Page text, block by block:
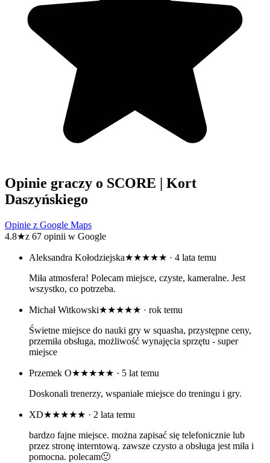
Opinie graczy o SCORE | Kort
Daszyńskiego
Opinie z Google Maps
4.8★z 67 opinii w Google
Aleksandra Kołodziejska★★★★★ · 4 lata temu
Miła atmosfera! Polecam miejsce, czyste, kameralne. Jest
wszystko, co potrzeba.
Michał Witkowski★★★★★ · rok temu
Świetne miejsce do nauki gry w squasha, przystępne ceny,
przemiła obsługa, możliwość wynajęcia sprzętu - super
miejsce
Przemek O★★★★★ · 5 lat temu
Doskonali trenerzy, wspaniałe miejsce do treningu i gry.
XD★★★★★ · 2 lata temu
bardzo fajne miejsce. można zapisać się telefonicznie lub
przez stronę interntową. zawsze czysto a obsługa jest miła i
pomocna. polecam🙂